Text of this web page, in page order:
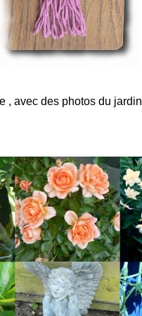
, avec des photos du